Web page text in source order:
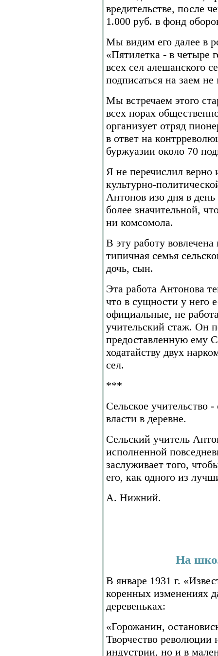
вредительстве, после
1.000 руб. в фонд
Мы видим его далее в
«Пятилетка - в четыре
всех сел алешанского
подписаться на заем
Мы встречаем этого
всех порах
организует отряд
в ответ на
буржуазии около 70
Я не перечислил верно
культурно-
Антонов изо дня в
более значительной,
ни комсомола.
В эту работу
типичная семья
дочь, сын.
Эта работа Антонова
что в сущности у него
официальные, не
учительский стаж. Он
предоставленную ему
ходатайству двух
сел.
***
Сельское учительство
власти в деревне.
Сельский учитель
исполненной
заслуживает того,
его, как одного из
А. Нижний.
На
В январе 1931 г.
коренных изменениях
деревеньках:
«Горожанин,
Творчество революции
индустрии, но и в